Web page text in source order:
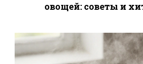
овощей: советы и